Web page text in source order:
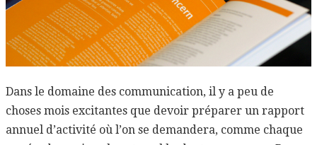
Dans le domaine des communication, il y a peu de
choses mois excitantes que devoir préparer un rapport
annuel d’activité où l’on se demandera, comme chaque